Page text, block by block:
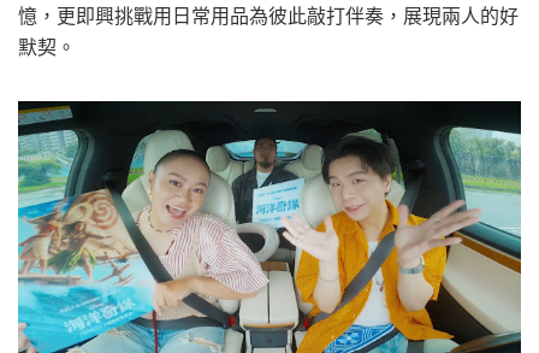
憶，更即興挑戰用日常用品為彼此敲打伴奏，展現兩人的好
默契。